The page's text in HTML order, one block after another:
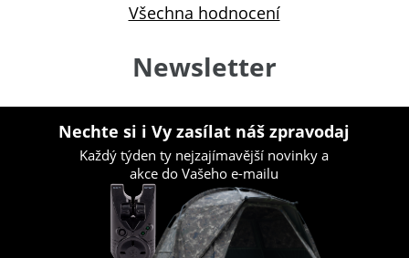
Všechna hodnocení
Newsletter
Nechte si i Vy zasílat náš zpravodaj
Každý týden ty nejzajímavější novinky a
akce do Vašeho e-mailu